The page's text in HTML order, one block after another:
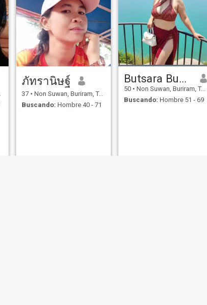
ภัทรานิษฐ์
37 • Non Suwan, Buriram, Tailandia
Buscando: Hombre 40 - 71
Butsara Buasa
50 • Non Suwan, Buriram, Tailandia
Buscando: Hombre 51 - 69